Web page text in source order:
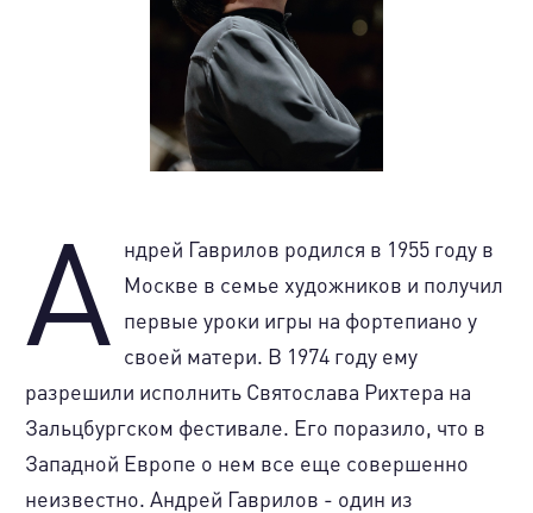
А ндрей Гаврилов родился в 1955 году в
Москве в семье художников и получил
первые уроки игры на фортепиано у
своей матери. В 1974 году ему
разрешили исполнить Святослава Рихтера на
Зальцбургском фестивале. Его поразило, что в
Западной Европе о нем все еще совершенно
неизвестно. Андрей Гаврилов - один из